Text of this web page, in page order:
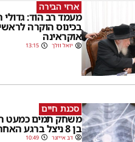
ארזי הבירה
מעמד רב הוד: גדולי
בכינוס הוקרה
אוקראינה
יואל וולך 13:15
סכנת חיים
משחק תמים כמעט
בן 8 ניצל ברגע האחרון
דב אייזנר 10:49